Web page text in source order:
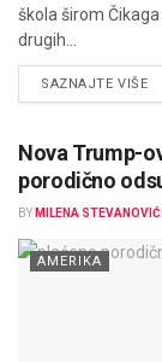
škola širom
drugih...
SAZNAJTE VIŠE
Nova Trump-
porodično
BY MILENA STEVANOVIĆ
AMERIKA